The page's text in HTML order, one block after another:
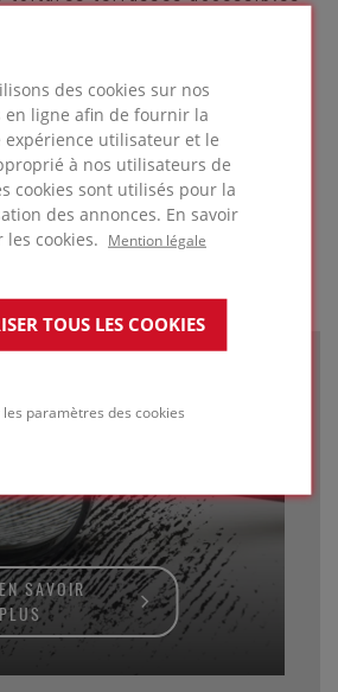
des cookies sur nos
en ligne afin de fournir la
expérience utilisateur et le
à nos utilisateurs de
cookies sont utilisés pour la
des annonces. En savoir
les cookies.
Mention légale
TOUS LES COOKIES
paramètres des cookies
La résistance à la
F est également
applications sur sols
sollicités. Pour déterminer
le FOAMGLAS® S3 ou le
matériaux d’isolation à haute
il est préférable
nécessaires.
d'une
SAVOIR